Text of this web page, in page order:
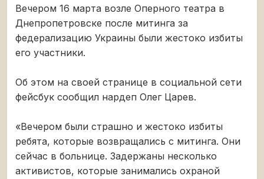
Вечером 16 марта возле Оперного театра в
Днепропетровске после митинга за
федерализацию Украины были жестоко избиты
его участники.
Об этом на своей странице в социальной сети
фейсбук сообщил нардеп Олег Царев.
«Вечером были страшно и жестоко избиты
ребята, которые возвращались с митинга. Они
сейчас в больнице. Задержаны несколько
активистов, которые занимались охраной